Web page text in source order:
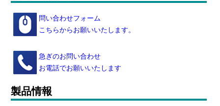
問い合わせフォーム
こちらからお願いいたします。
急ぎのお問い合わせ
お電話でお願いいたします
製品情報